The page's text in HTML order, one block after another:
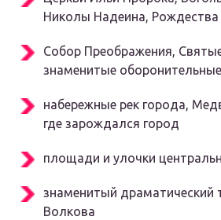
Николы Надеина, Рождества
Собор Преображения,
знаменитые
набережные рек города,
где зарождался город
площади и улочки
знаменитый драматический
Волкова